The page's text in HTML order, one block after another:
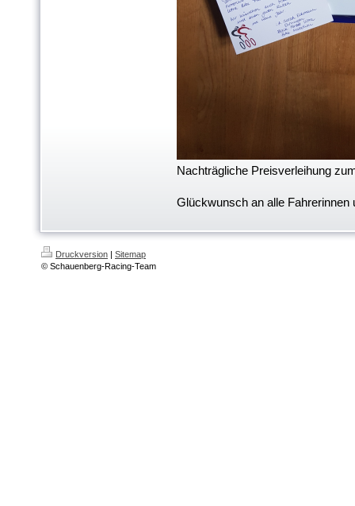
Nachträgliche Preisverleihung
Glückwunsch an alle Fahrerinnen
Druckversion | Sitemap
© Schauenberg-Racing-Team